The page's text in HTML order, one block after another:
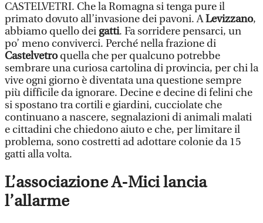
CASTELVETRI. Che la Romagna si tenga pure il
primato dovuto all’invasione dei pavoni. ALevizzano,
abbiamo quello dei gatti. Fa sorridere pensarci, un
po’ meno conviverci. Perché nella frazione di
Castelvetroquella che per qualcuno potrebbe
sembrare una curiosa cartolina di provincia, per chi la
vive ogni giorno è diventata una questione sempre
più difficile da ignorare. Decine e decine di felini che
si spostano tra cortili e giardini, cucciolate che
continuano a nascere, segnalazioni di animali malati
e cittadini che chiedono aiuto e che, per limitare il
problema, sono costretti ad adottare colonie da 15
gatti alla volta.
L’associazione A-Mici lancia
l’allarme